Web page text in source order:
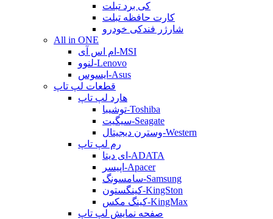
کی برد تبلت
کارت حافظه تبلت
شارژر فندکی خودرو
All in ONE
ام اس آی-MSI
لنوو-Lenovo
ایسوس-Asus
قطعات لپ تاپ
هارد لپ تاپ
توشیبا-Toshiba
سیگیت-Seagate
وسترن دیجیتال-Western
رم لپ تاپ
ای دیتا-ADATA
اپیسر-Apacer
سامسونگ-Samsung
کینگستون-KingSton
کینگ مکس-KingMax
صفحه نمایش لپ تاپ